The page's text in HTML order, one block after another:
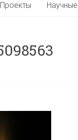
Проекты